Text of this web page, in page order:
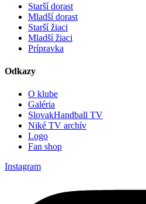
Starší dorast
Mladší dorast
Starší žiaci
Mladší žiaci
Prípravka
Odkazy
O klube
Galéria
SlovakHandball TV
Niké TV archív
Logo
Fan shop
Instagram